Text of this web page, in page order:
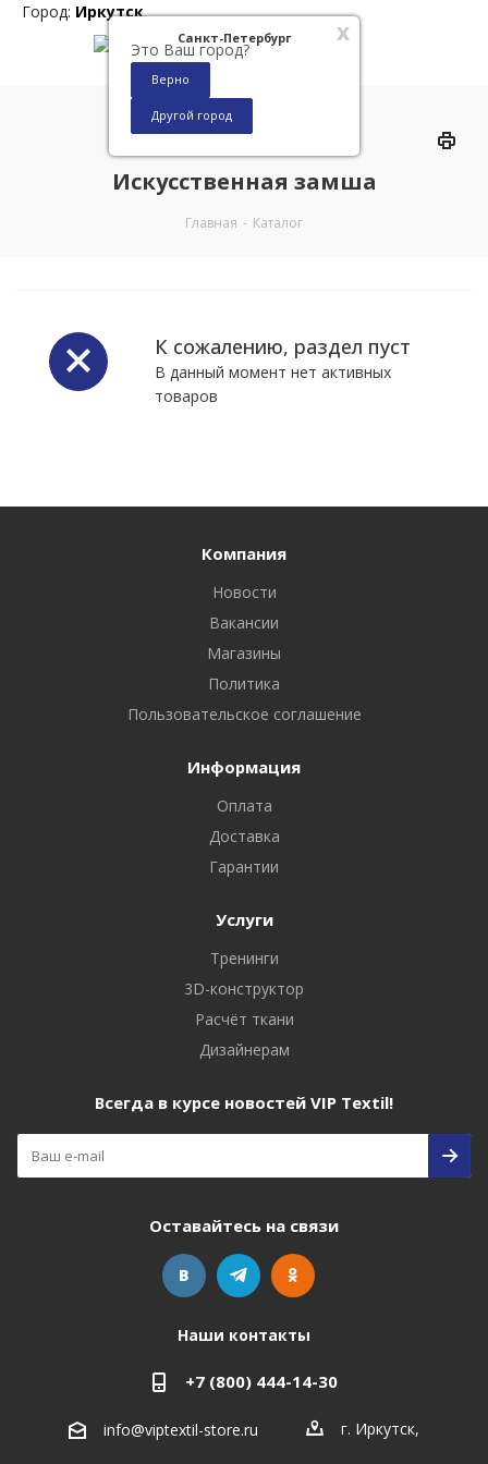
x
Санкт-Петербург
Это Ваш город?
Верно
Другой город
Город: Иркутск
Искусственная замша
Главная - Каталог
К сожалению, раздел пуст
В данный момент нет активных
товаров
Компания
Новости
Вакансии
Магазины
Политика
Пользовательское соглашение
Информация
Оплата
Доставка
Гарантии
Услуги
Тренинги
3D-конструктор
Расчёт ткани
Дизайнерам
Всегда в курсе новостей VIP Textil!
Оставайтесь на связи
Наши контакты
+7 (800) 444-14-30
info@viptextil-store.ru г. Иркутск,